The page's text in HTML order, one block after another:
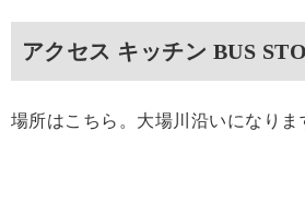
アクセス キッチン BUS
場所はこちら。大場川沿いになりま